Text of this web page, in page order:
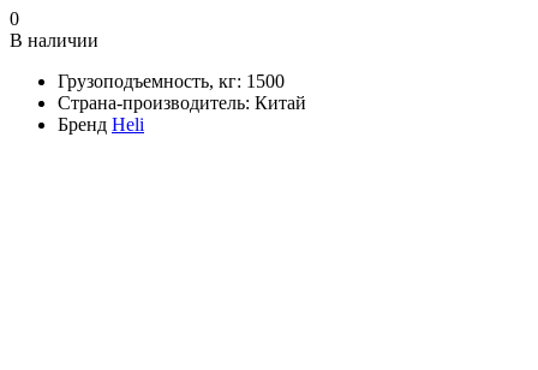
0
В наличии
Грузоподъемность, кг: 1500
Страна-производитель: Китай
Бренд Heli